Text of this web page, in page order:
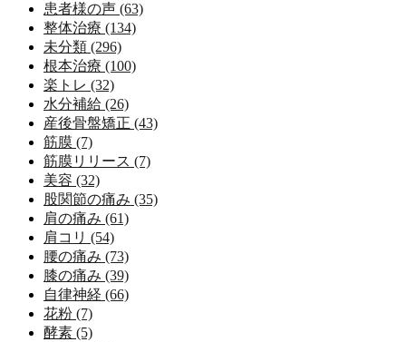
患者様の声 (63)
整体治療 (134)
未分類 (296)
根本治療 (100)
楽トレ (32)
水分補給 (26)
産後骨盤矯正 (43)
筋膜 (7)
筋膜リリース (7)
美容 (32)
股関節の痛み (35)
肩の痛み (61)
肩コリ (54)
腰の痛み (73)
膝の痛み (39)
自律神経 (66)
花粉 (7)
酵素 (5)